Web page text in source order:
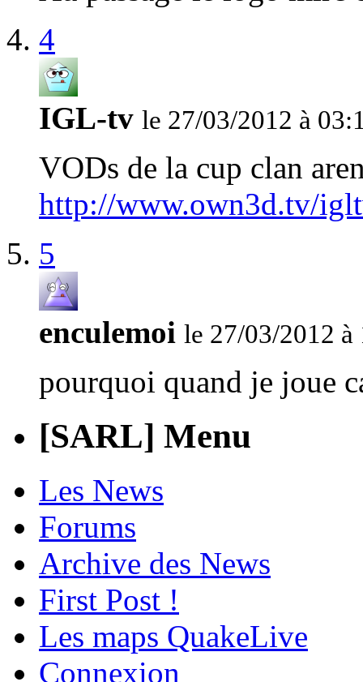
4
IGL-tv le 27/03/2012 à
VODs de la cup clan
http://www.own3d.tv/
5
enculemoi le 27/03/2012 à
pourquoi quand je joue
[SARL] Menu
Les News
Forums
Archive des News
First Post !
Les maps QuakeLive
Connexion